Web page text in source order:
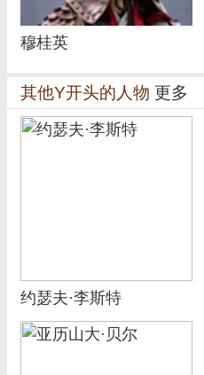
穆桂英
其他Y开头的人物 更多
约瑟夫·李斯特